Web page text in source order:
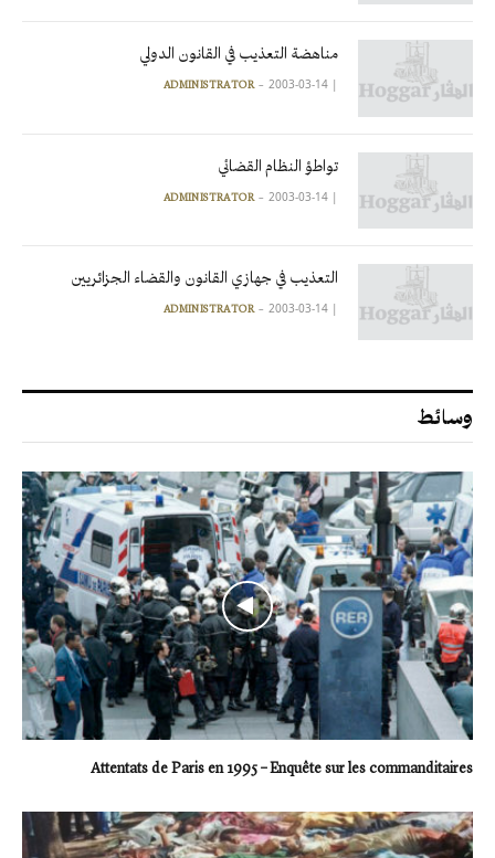
مناهضة التعذيب في القانون الدولي
|
ADMINISTRATOR 2003-03-14
تواطؤ النظام القضائي
|
ADMINISTRATOR 2003-03-14
التعذيب في جهازي القانون والقضاء الجزائريين
|
ADMINISTRATOR 2003-03-14
وسائط
Attentats de Paris en 1995 – Enquête sur les commanditaires